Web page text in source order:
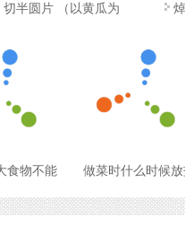
切半圆片 （以黄瓜为
食物不能 做菜时什么时候